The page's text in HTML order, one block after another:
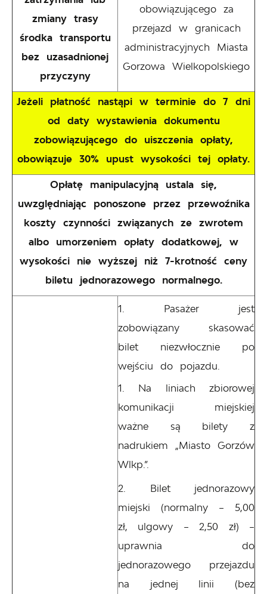
zmiany trasy
środka transportu
bez uzasadnionej
przyczyny
obowiązującego za
przejazd w granicach
administracyjnych Miasta
Gorzowa Wielkopolskiego
Jeżeli płatność nastąpi w terminie do 7 dni
od daty wystawienia dokumentu
zobowiązującego do uiszczenia opłaty,
obowiązuje 30% upust wysokości tej opłaty.
Opłatę manipulacyjną ustala się,
uwzględniając ponoszone przez przewoźnika
koszty czynności związanych ze zwrotem
albo umorzeniem opłaty dodatkowej, w
wysokości nie wyższej niż 7-krotność ceny
biletu jednorazowego normalnego.
Pasażer jest
zobowiązany skasować
bilet niezwłocznie po
wejściu do pojazdu.
Na liniach zbiorowej
komunikacji miejskiej
ważne są bilety z
nadrukiem „Miasto Gorzów
Wlkp.”.
Bilet jednorazowy
miejski (normalny – 5,00
zł, ulgowy – 2,50 zł) –
uprawnia do
jednorazowego przejazdu
na jednej linii (bez